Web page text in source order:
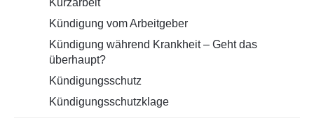
Kurzarbeit
Kündigung vom Arbeitgeber
Kündigung während Krankheit – Geht das
überhaupt?
Kündigungsschutz
Kündigungsschutzklage